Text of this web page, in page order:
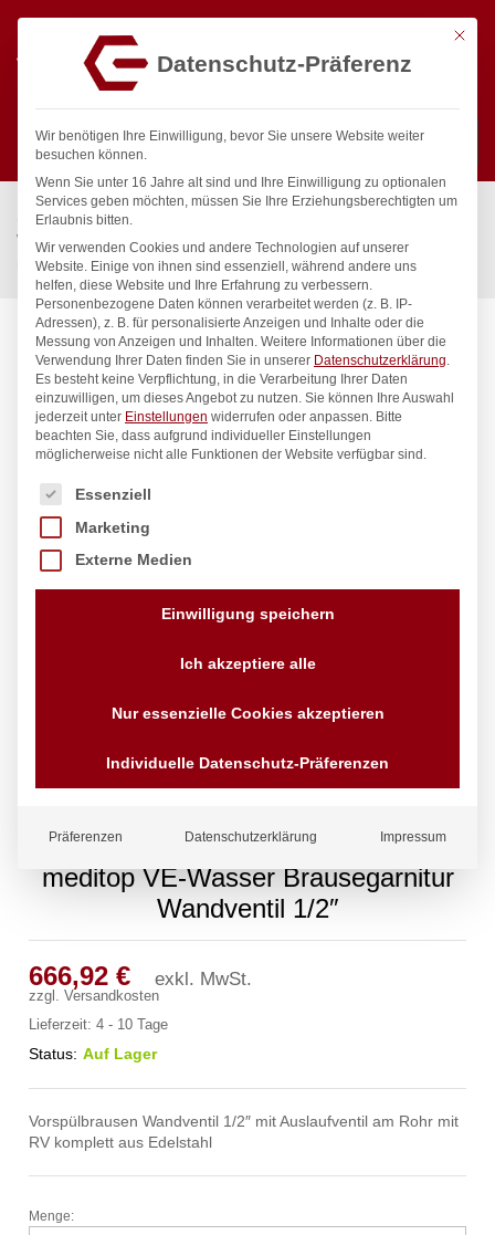
Suchen
Start / Gastronomiebedarf & Gastro Geräte für Profis
Wassertechnik
Geschirrwaschbrause
meditop VE-Wasser Brausegarnitur Wandventil 1/2″
meditop VE-Wasser Brausegarnitur
Wandventil 1/2″
666,92€ exkl. MwSt.
zzgl.Versandkosten
Lieferzeit:4 - 10 Tage
Status: Auf Lager
Vorspülbrausen Wandventil 1/2″ mit Auslaufventil am Rohr mit
RV komplett aus Edelstahl
meditop
Menge:
Mit
Datenschutz-Präferenz
Wir benötigen Ihre Einwilligung, bevor Sie unsere Website weiter
besuchen können.
Wenn Sie unter 16 Jahre alt sind und Ihre Einwilligung zu optionalen
Services geben möchten, müssen Sie Ihre Erziehungsberechtigten um
Erlaubnis bitten.
Wir verwenden Cookies und andere Technologien auf unserer
Website. Einige von ihnen sind essenziell, während andere uns
helfen, diese Website und Ihre Erfahrung zu verbessern.
Personenbezogene Daten können verarbeitet werden (z. B. IP-
Adressen), z. B. für personalisierte Anzeigen und Inhalte oder die
Messung von Anzeigen und Inhalten. Weitere Informationen über die
Verwendung Ihrer Daten finden Sie in unserer Datenschutzerklärung.
Es besteht keine Verpflichtung, in die Verarbeitung Ihrer Daten
einzuwilligen, um dieses Angebot zu nutzen. Sie können Ihre Auswahl
jederzeit unter Einstellungen widerrufen oder anpassen. Bitte
beachten Sie, dass aufgrund individueller Einstellungen
möglicherweise nicht alle Funktionen der Website verfügbar sind.
Es folgt eine Liste der Service-Gruppen, für die eine
Essenziell
Marketing
Externe Medien
Einwilligung speichern
Ich akzeptiere alle
Nur essenzielle Cookies akzeptieren
Individuelle Datenschutz-Präferenzen
Präferenzen Datenschutzerklärung Impressum